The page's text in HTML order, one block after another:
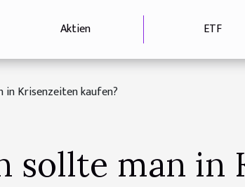
Aktien ETF
in Krisenzeiten kaufen?
sollte man in